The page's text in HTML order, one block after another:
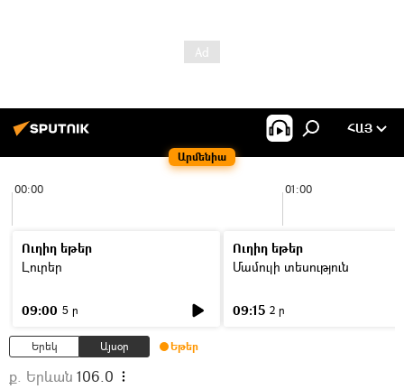
Արմենիա
ՀԱՅ
00:00 01:00
Ուղիղ եթեր
Լուրեր
09:00 5 ր
Ուղիղ եթեր
Մամուլի տեսություն
09:15 2 ր
Երեկ Այսօր Եթեր
ք. Երևան 106.0